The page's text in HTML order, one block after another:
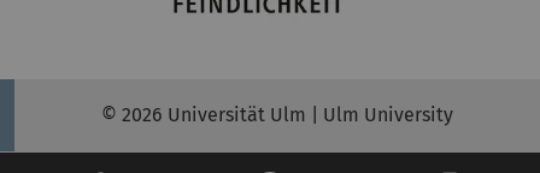
© 2026 Universität Ulm | Ulm University